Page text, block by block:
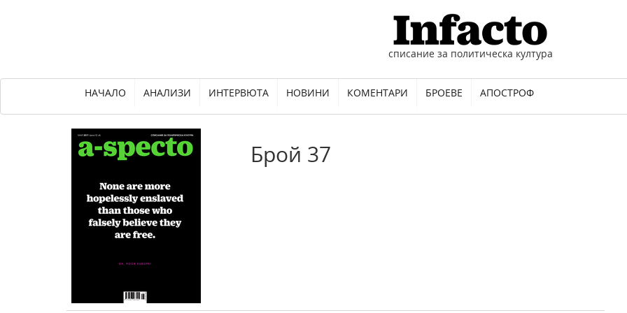
списание за политическа култура
НАЧАЛО АНАЛИЗИ ИНТЕРВЮТА НОВИНИ КОМЕНТАРИ БРОЕВЕ АПОСТРОФ
Брой 37